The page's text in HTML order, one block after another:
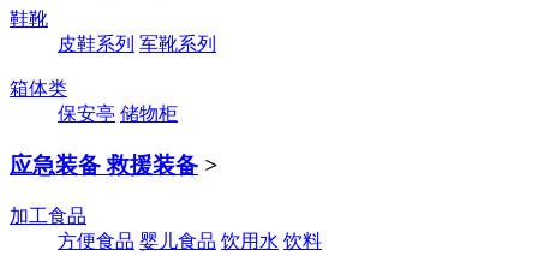
鞋靴
皮鞋系列 军靴系列
箱体类
保安亭 储物柜
应急装备 救援装备 >
加工食品
方便食品 婴儿食品 饮用水 饮料